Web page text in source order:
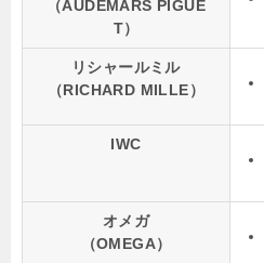
（AUDEMARS PIGUE
T）
リシャールミル
（RICHARD MILLE）
IWC
オメガ
（OMEGA）